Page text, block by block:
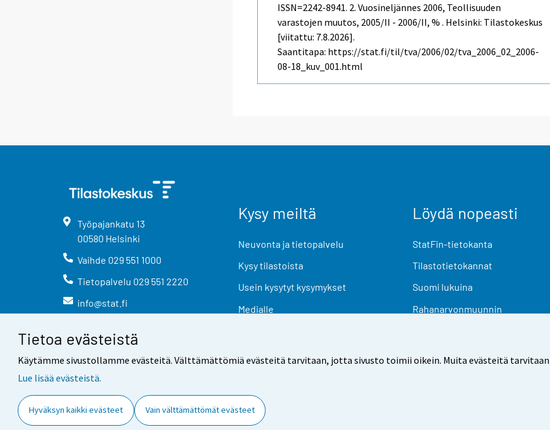
Tietoa evästeistä
Käytämme sivustollamme evästeitä. Välttämättömiä evästeitä tarvitaan, jotta sivusto toimii oikein. Muita evästeitä
Lue lisää evästeistä.
Hyväksyn kaikki evästeet Vain välttämättömät evästeet
ISSN=2242-8941. 2. Vuosineljännes 2006, Teollisuuden
varastojen muutos, 2005/II - 2006/II, % . Helsinki: Tilastokeskus
[viitattu: 7.8.2026].
Saantitapa: https://stat.fi/til/tva/2006/02/tva_2006_02_2006-
08-18_kuv_001.html
Työpajankatu 13
00580 Helsinki
Vaihde 029 551 1000
Tietopalvelu 029 551 2220
info@stat.fi
Kysy meiltä
Neuvonta ja tietopalvelu
Kysy tilastoista
Usein kysytyt kysymykset
Medialle
Löydä nopeasti
StatFin-tietokanta
Tilastotietokannat
Suomi lukuina
Rahanarvonmuunnin
Yhteystiedot Palaute